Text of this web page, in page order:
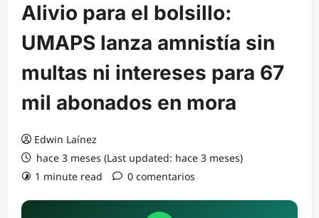
Alivio para el bolsillo:
UMAPS lanza amnistía sin
multas ni intereses para 67
mil abonados en mora
Edwin Laínez
hace 3 meses (Last updated: hace 3 meses)
1 minute read
0 comentarios